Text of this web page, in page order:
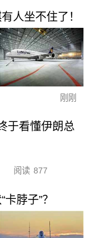
人坐不住了！
刚刚
于看懂伊朗总
阅读 877
脖子”？